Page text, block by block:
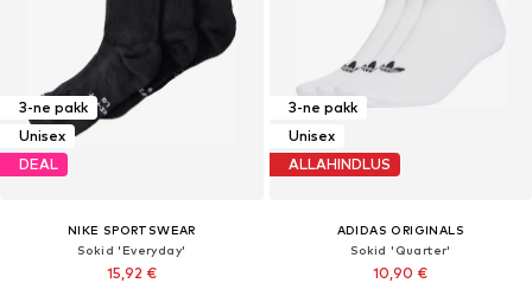
3-ne pakk
Unisex
DEAL
NIKE SPORTSWEAR
Sokid 'Everyday'
15,92 €
3-ne pakk
Unisex
ALLAHINDLUS
ADIDAS ORIGINALS
Sokid 'Quarter'
10,90 €